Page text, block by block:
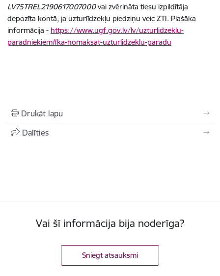
LV75TREL2190617007000vai zvērināta tiesu izpildītāja
depozīta kontā, ja uzturlīdzekļu piedziņu veic ZTI. Plašāka
informācija - https://www.ugf.gov.lv/lv/uzturlidzeklu-
paradniekiem#ka-nomaksat-uzturlidzeklu-paradu
Drukāt lapu
Dalīties
Vai šī informācija bija noderīga?
Sniegt atsauksmi